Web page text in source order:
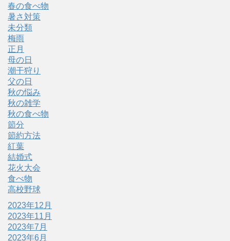
春の食べ物
暑さ対策
未分類
梅雨
正月
母の日
潮干狩り
父の日
秋の悩み
秋の雑学
秋の食べ物
節分
節約方法
紅葉
結婚式
花火大会
食べ物
高校野球
2023年12月
2023年11月
2023年7月
2023年6月